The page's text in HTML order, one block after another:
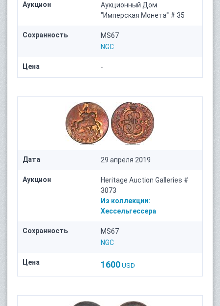
Аукцион
Аукционный Дом
"Имперская Монета" # 35
Сохранность
MS67
NGC
Цена -
Дата 29 апреля 2019
Аукцион
Heritage Auction Galleries #
3073
Из коллекции:
Хессельгессера
Сохранность
MS67
NGC
Цена 1600 USD